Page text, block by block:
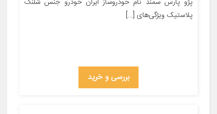
پلاستیک ویژگی‌های […]
بررسی و خرید